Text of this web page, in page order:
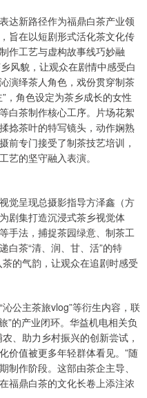
达新路径作为福鼎白茶产业领
旨在以短剧形式活化茶文化传
作工艺与虚构故事线巧妙融
风貌，让观众在剧情中感受白
演绎茶人角色，戏份贯穿制茶
，角色设定为茶乡成长的女性
白茶制作核心工序。片场花絮
捻茶叶的特写镜头，动作娴熟
前专门接受了制茶技艺培训，
艺的坚守融入表演。
觉呈现总摄影指导方泽鑫（方
剧集打造沉浸式茶乡视觉体
手法，捕捉茶园绿意、制茶工
白茶“清、润、甘、活”的特
的气韵，让观众在追剧时感受
公主茶旅vlog”等衍生内容，联
”的产业闭环。华益机电相关负
、助力乡村振兴的创新尝试，
价值被更多年轻群体看见。”随
作阶段。这部由茶企主导、
福鼎白茶的文化长卷上添注浓